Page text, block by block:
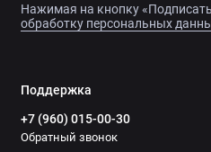
Нажимая на кнопку
обработку персональных
Поддержка
+7 (960) 015-00-30
Обратный звонок